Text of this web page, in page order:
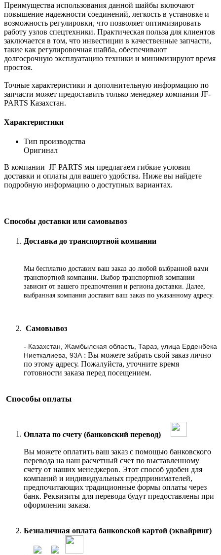
Преимущества использования данной шайбы включают
повышение надежности соединений, легкость в установке и
возможность регулировки, что позволяет оптимизировать
работу узлов спецтехники. Практическая польза для клиентов
заключается в том, что инвестиции в качественные запчасти,
такие как регулировочная шайба, обеспечивают
долгосрочную эксплуатацию техники и минимизируют время
простоя.
Точные характеристики и дополнительную информацию по
запчасти может предоставить только менеджер компании JF-
PARTS Казахстан.
Характеристики
Тип производства
Оригинал
В компании JF PARTS мы предлагаем гибкие условия
доставки и оплаты для вашего удобства. Ниже вы найдете
подробную информацию о доступных вариантах.
Способы доставки или самовывоз
Доставка до транспортной компании
Мы бесплатно доставим ваш заказ до любой выбранной вами
транспортной компании. Выбор транспортной компании
зависит от вашего предпочтения и региона доставки. Далее,
выбранная компания доставит ваш заказ по указанному адресу.
Самовывоз
- Казахстан, Жамбылская область, Тараз, улица Ерденбека
Ниеткалиева, 93А : Вы можете забрать свой заказ лично
по этому адресу. Пожалуйста, уточните время
готовности заказа перед посещением.
Способы оплаты
Оплата по счету (банковский перевод)
Вы можете оплатить ваш заказ с помощью банковского
перевода на наш расчетный счет по выставленному
счету от наших менеджеров. Этот способ удобен для
компаний и индивидуальных предпринимателей,
предпочитающих традиционные формы оплаты через
банк. Реквизиты для перевода будут предоставлены при
оформлении заказа.
Безналичная оплата банковской картой (эквайринг)